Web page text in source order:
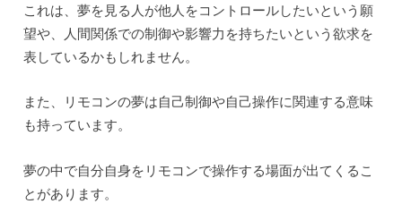
これは、夢を見る人が他人をコントロールしたいという願
望や、人間関係での制御や影響力を持ちたいという欲求を
表しているかもしれません。
また、リモコンの夢は自己制御や自己操作に関連する意味
も持っています。
夢の中で自分自身をリモコンで操作する場面が出てくるこ
とがあります。